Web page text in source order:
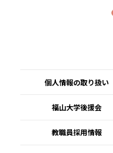
個人情報の取り扱い
福山大学後援会
教職員採用情報